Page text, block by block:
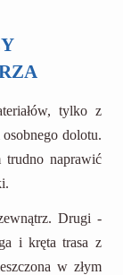
tylko z
dolotu.
trudno naprawić
Drugi -
i kręta trasa z
w złym